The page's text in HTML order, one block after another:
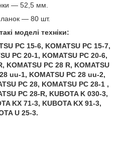
— 52,5 мм.
ланок — 80 шт.
моделі техніки:
PC 15-6, KOMATSU PC 15-7,
PC 20-1, KOMATSU PC 20-6,
KOMATSU PC 28 R, KOMATSU
uu-1, KOMATSU PC 28 uu-2,
PC 28, KOMATSU PC 28-1 ,
PC 28-R, KUBOTA K 030-3,
KX 71-3, KUBOTA KX 91-3,
U 25-3.